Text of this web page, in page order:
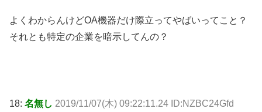
よくわからんけどOA機器だけ際立ってやばいってこと？
それとも特定の企業を暗示してんの？
18: 名無し 2019/11/07(木) 09:22:11.24 ID:NZBC24Gfd